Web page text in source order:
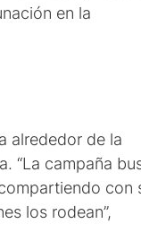
en la
alrededor de la
“La campaña
con
los rodean”,